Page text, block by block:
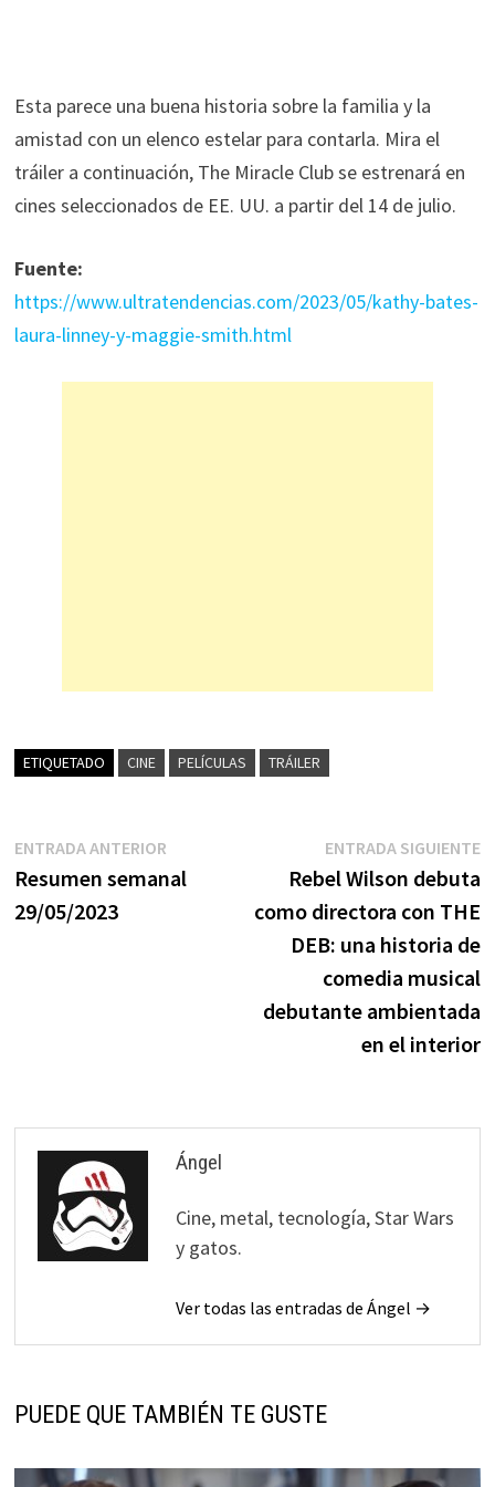
Esta parece una buena historia sobre la familia y la
amistad con un elenco estelar para contarla. Mira el
tráiler a continuación, The Miracle Club se estrenará en
cines seleccionados de EE. UU. a partir del 14 de julio.
Fuente:
https://www.ultratendencias.com/2023/05/kathy-bates-
laura-linney-y-maggie-smith.html
ETIQUETADO CINE PELÍCULAS TRÁILER
Navegación
de
entradas
ENTRADA ANTERIOREntrada
anterior:
Resumen semanal
29/05/2023
ENTRADA SIGUIENTE
Rebel Wilson debuta
como directora con THE
DEB: una historia de
comedia musical
debutante ambientada
en el interior
Ángel
Cine, metal, tecnología, Star Wars
y gatos.
Ver todas las entradas de Ángel →
PUEDE QUE TAMBIÉN TE GUSTE